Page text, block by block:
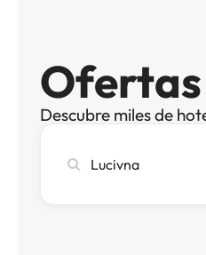
Ofertas
Descubre miles de
ciudad,